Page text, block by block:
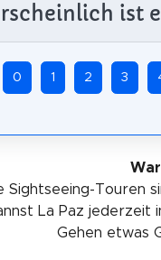
ist
0 1 2 3
Touren
La Paz jederzeit
Gehen etwas